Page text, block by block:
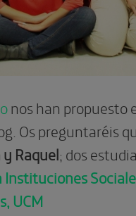
nos han propuesto
Os preguntaréis
Raquel; dos
UCM